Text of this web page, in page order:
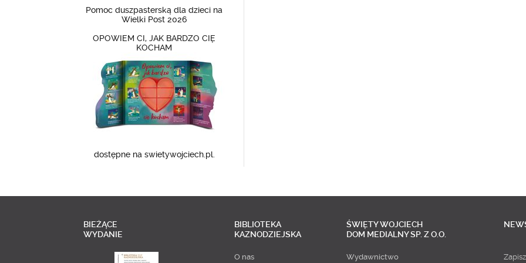
Pomoc duszpasterską dla dzieci na
Wielki Post 2026
OPOWIEM CI, JAK BARDZO CIĘ
KOCHAM
dostępne na swietywojciech.pl.
BIEŻĄCE
WYDANIE
BIBLIOTEKA
KAZNODZIEJSKA
O nas
ŚWIĘTY WOJCIECH
DOM MEDIALNY SP. Z O.O.
Wydawnictwo